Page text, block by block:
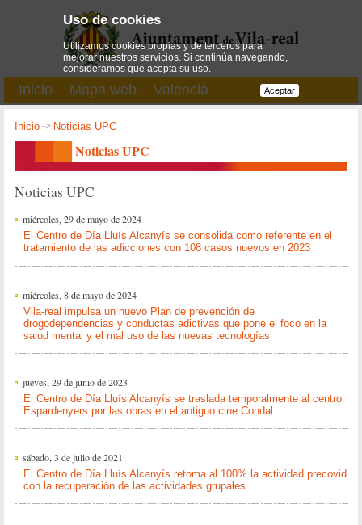
Inicio Mapa web Valencià
Inicio -> Noticias UPC
Noticias UPC
Noticias UPC
miércoles, 29 de mayo de 2024
El Centro de Día Lluís Alcanyís se consolida como referente en el
tratamiento de las adicciones con 108 casos nuevos en 2023
miércoles, 8 de mayo de 2024
Vila-real impulsa un nuevo Plan de prevención de
drogodependencias y conductas adictivas que pone el foco en la
salud mental y el mal uso de las nuevas tecnologías
jueves, 29 de junio de 2023
El Centro de Día Lluís Alcanyís se traslada temporalmente al centro
Espardenyers por las obras en el antiguo cine Condal
sábado, 3 de julio de 2021
El Centro de Día Lluís Alcanyís retoma al 100% la actividad precovid
con la recuperación de las actividades grupales
Uso de cookies
Utilizamos cookies propias y de terceros para
mejorar nuestros servicios. Si continúa navegando,
consideramos que acepta su uso.
Aceptar